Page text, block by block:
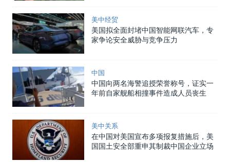
美中经贸
美国拟全面封堵中国智能网联汽车，专
家争论安全威胁与竞争压力
中国
中国向两名海警追授荣誉称号，证实一
年前自家舰船相撞事件造成人员丧生
美中关系
在中国对美国宣布多项报复措施后，美
国国土安全部重申其制裁中国企业立场